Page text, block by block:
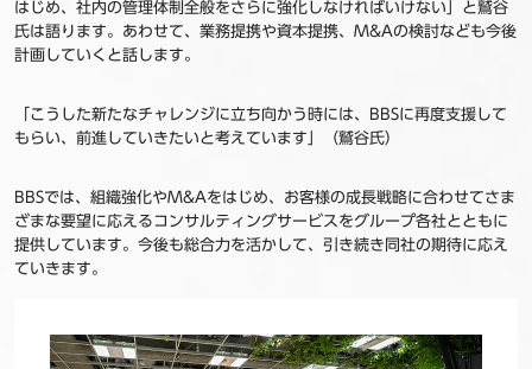
はじめ、社内の管理体制全般をさらに強化しなければいけない」と鷲谷
氏は語ります。あわせて、業務提携や資本提携、M&Aの検討なども今後
計画していくと話します。
「こうした新たなチャレンジに立ち向かう時には、BBSに再度支援して
もらい、前進していきたいと考えています」（鷲谷氏）
BBSでは、組織強化やM&Aをはじめ、お客様の成長戦略に合わせてさま
ざまな要望に応えるコンサルティングサービスをグループ各社とともに
提供しています。今後も総合力を活かして、引き続き同社の期待に応え
ていきます。